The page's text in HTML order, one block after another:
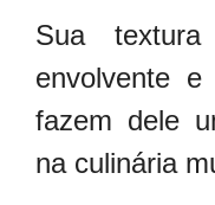
Sua
envolvente
fazem dele
na culinária